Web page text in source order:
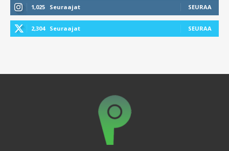
1,025 Seuraajat SEURAA
2,304 Seuraajat SEURAA